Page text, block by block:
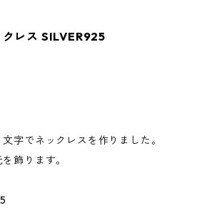
クレス SILVER925
文字でネックレスを作りました。
飾ります。